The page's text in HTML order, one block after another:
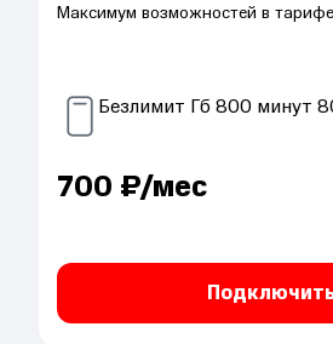
Максимум возможностей в тарифе
Безлимит Гб 800 минут
700 ₽/мес